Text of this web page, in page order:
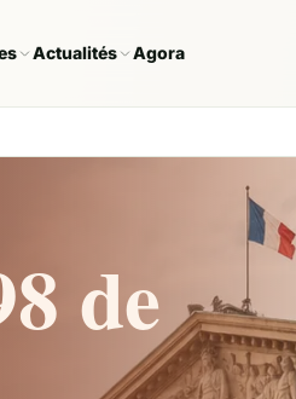
Actualités Agora
de